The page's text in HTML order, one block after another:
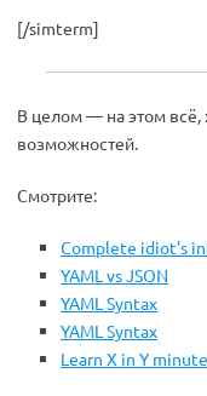
[/simterm]
В целом — на этом всё,
возможностей.
Смотрите:
Complete idiot’s
YAML vs JSON
YAML Syntax
YAML Syntax
Learn X in Y